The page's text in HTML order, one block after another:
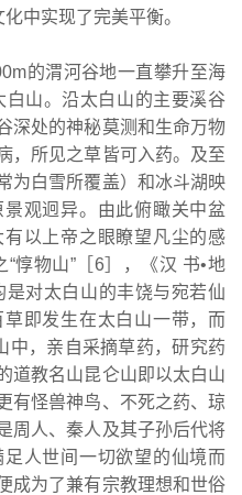
中实现了完美平衡。
的渭河谷地一直攀升至海
山。沿太白山的主要溪谷
深处的神秘莫测和生命万物
，所见之草皆可入药。及至
为白雪所覆盖）和冰斗湖映
观迥异。由此俯瞰关中盆
以上帝之眼瞭望凡尘的感
惇物山”［6］，《汉 书•地
是对太白山的丰饶与宛若仙
即发生在太白山一带，而
中，亲自采摘草药，研究药
道教名山昆仑山即以太白山
有怪兽神鸟、不死之药、琼
周人、秦人及其子孙后代将
人世间一切欲望的仙境而
成为了兼有宗教理想和世俗